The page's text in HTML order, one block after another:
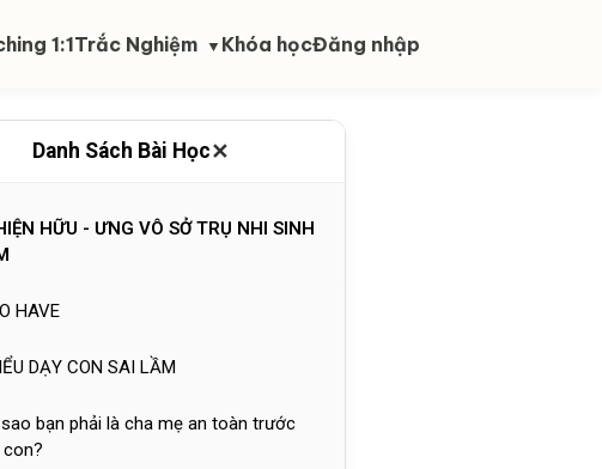
1:1Trắc Nghiệm ▼ Khóa họcĐăng nhập
Danh Sách Bài Học✕
THÌ BIẾT LÀ NGHE
Là gì ?
HỮU - ƯNG VÔ SỞ TRỤ NHI SINH
HAVE
DẠY CON SAI LẦM
sao bạn phải là cha mẹ an toàn trước
con?